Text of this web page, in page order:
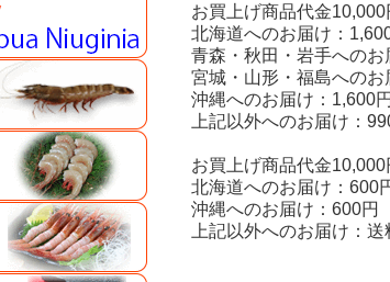
お買上げ商品代金10,000
北海道へのお届け：
青森・秋田・岩手へのお
宮城・山形・福島へのお
沖縄へのお届け：1,600円
上記以外へのお届け：
お買上げ商品代金10,000
北海道へのお届け：600
沖縄へのお届け：600円
上記以外へのお届け：